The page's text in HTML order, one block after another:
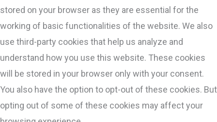
stored on your browser as they are essential for the
working of basic functionalities of the website. We also
use third-party cookies that help us analyze and
understand how you use this website. These cookies
will be stored in your browser only with your consent.
You also have the option to opt-out of these cookies. But
opting out of some of these cookies may affect your